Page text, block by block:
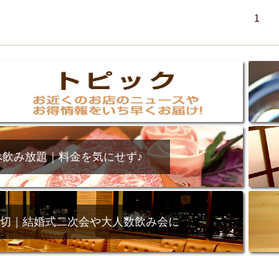
4000円台コース
デリバリー
スーパードライ
県庁前駅周辺 旭
50名以上～
オリオン 海ぶどう 民
ーアワー
アグー豚 プレミアムモルツ 貝づくし
題付きコース3000円
肉の日 おもろまち駅周辺
一番搾り
エビ カレー チャージ無し 牡蠣
ルギー対応可能
牧志駅周辺 ペット同伴 ビアガ
ット中におススメ
沖縄そば 串揚げ バレンタイ
ー
激辛料理 石垣牛 アヒージョ アサヒ
1
み放題｜料金を気にせず♪
｜結婚式二次会や大人数飲み会に